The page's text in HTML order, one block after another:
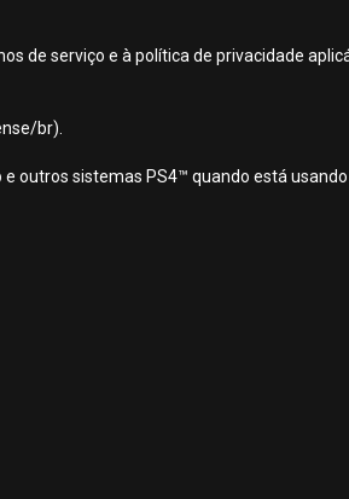
de serviço e à política de privacidade
br).
outros sistemas PS4™ quando está